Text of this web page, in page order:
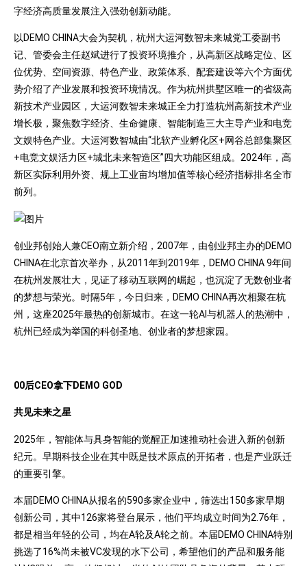
字经济高质量发展注入强劲创新动能。
以DEMO CHINA大会为契机，杭州大运河数智未来城党工委副书
记、管委会主任赵斌进行了投资环境推介，从高新区战略定位、区
位优势、空间资源、特色产业、政策体系、配套建设等六个方面优
势介绍了产业发展和投资环境情况。作为杭州拱墅区唯一的省级高
新技术产业园区，大运河数智未来城正全力打造杭州高新技术产业
增长极，聚焦数字经济、生命健康、智能制造三大主导产业和电竞
文娱特色产业。大运河数智城由“北软产业孵化区+网谷总部集聚区
+电竞文娱活力区+城北未来智造区”四大功能区组成。2024年，高
新区实际利用外资、规上工业亩均增加值等核心经济指标排名全市
前列。
创业邦创始人兼CEO南立新介绍，2007年，由创业邦主办的DEMO
CHINA在北京首次举办，从2011年到2019年，DEMO CHINA 9年间
在杭州发展壮大，见证了移动互联网的崛起，也沉淀了无数创业者
的梦想与荣光。时隔5年，今日归来，DEMO CHINA再次相聚在杭
州，这座2025年最热的创新城市。在这一轮AI与机器人的热潮中，
杭州已经成为举国的科创圣地、创业者的梦想家园。
00后CEO拿下DEMO GOD
共见未来之星
2025年，智能体与具身智能的觉醒正加速推动社会进入新的创新
纪元。早期科技企业在其中既是技术原点的开拓者，也是产业跃迁
的重要引擎。
本届DEMO CHINA从报名的590多家企业中，筛选出150多家早期
创新公司，其中126家将登台展示，他们平均成立时间为2.76年，
都是相当年轻的公司，均在A轮及A轮之前。本届DEMO CHINA特别
挑选了16%尚未被VC发现的水下公司，希望他们的产品和服务能